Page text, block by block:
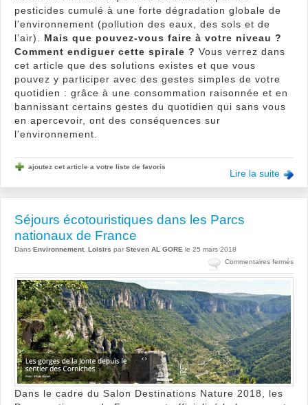
pesticides cumulé à une forte dégradation globale de
l’environnement (pollution des eaux, des sols et de
l’air). Mais que pouvez-vous faire à votre niveau ?
Comment endiguer cette spirale ? Vous verrez dans
cet article que des solutions existes et que vous
pouvez y participer avec des gestes simples de votre
quotidien : grâce à une consommation raisonnée et en
bannissant certains gestes du quotidien qui sans vous
en apercevoir, ont des conséquences sur
l’environnement.
Lire la suite
ajoutez cet article a votre liste de favoris
Séjours écotouristiques dans les Parcs
nationaux de France
Dans Environnement Loisirs par Steven AL GORE le 25 mars 2018
Commentaires ferméssur
Dans le cadre du Salon Destinations Nature 2018, les